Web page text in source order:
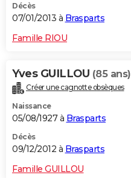
Décès
07/01/2013 à Brasparts
Famille RIOU
Yves GUILLOU (85 ans)
Créer une cagnotte obsèques
Naissance
05/08/1927 à Brasparts
Décès
09/12/2012 à Brasparts
Famille GUILLOU